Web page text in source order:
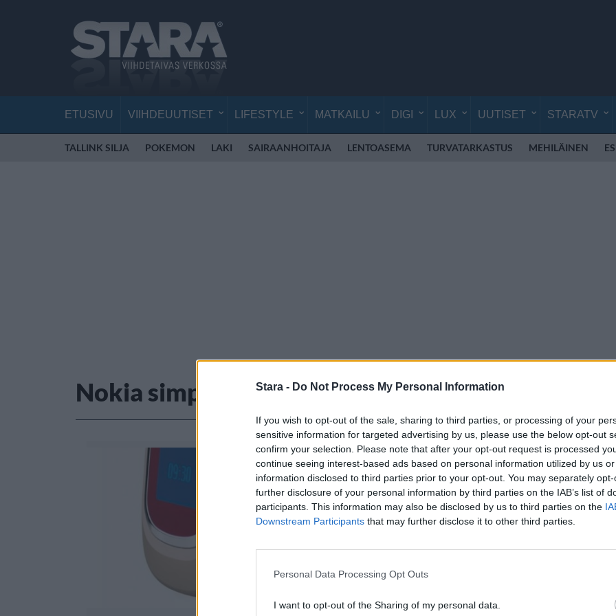
Stara - Do Not Process My Personal Information
If you wish to opt-out of the sale, sharing to third parties, or processing of your
sensitive information for targeted advertising by us, please use the below opt-out
confirm your selection. Please note that after your opt-out request is processed
continue seeing interest-based ads based on personal information utilized by us
information disclosed to third parties prior to your opt-out. You may separately
further disclosure of your personal information by third parties on the IAB’s list of
participants. This information may also be disclosed by us to third parties on the
Downstream Participants that may further disclose it to other third parties.
Personal Data Processing Opt Outs
I want to opt-out of the Sharing of my personal data.
ETUSIVU VIIHDEUUTISET LIFESTYLE MATKAILU DIGI LUX UUTISET STARATV
TALLINK SILJA POKEMON LAKI SAIRAANHOITAJA LENTOASEMA TURVATARKASTUS MEHILÄINEN
Nokia simpukka